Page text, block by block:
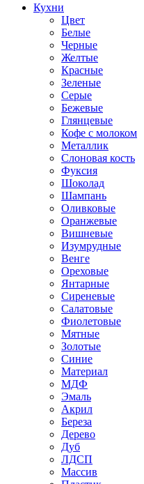
Кухни
Цвет
Белые
Черные
Желтые
Красные
Зеленые
Серые
Бежевые
Глянцевые
Кофе с молоком
Металлик
Слоновая кость
Фуксия
Шоколад
Шампань
Оливковые
Оранжевые
Вишневые
Изумрудные
Венге
Ореховые
Янтарные
Сиреневые
Салатовые
Фиолетовые
Мятные
Золотые
Синие
Материал
МДФ
Эмаль
Акрил
Береза
Дерево
Дуб
ЛДСП
Массив